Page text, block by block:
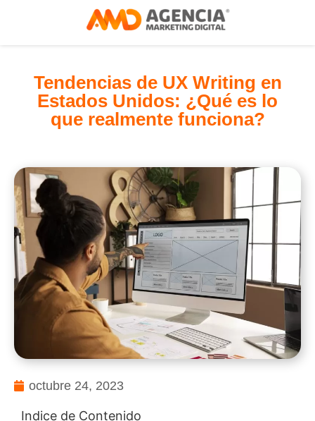
Tendencias de UX Writing en
Estados Unidos: ¿Qué es lo
que realmente funciona?
octubre 24, 2023
Indice de Contenido